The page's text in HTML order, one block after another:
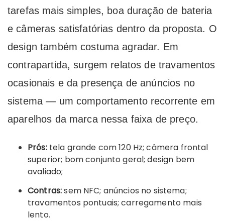
tarefas mais simples, boa duração de bateria
e câmeras satisfatórias dentro da proposta. O
design também costuma agradar. Em
contrapartida, surgem relatos de travamentos
ocasionais e da presença de anúncios no
sistema — um comportamento recorrente em
aparelhos da marca nessa faixa de preço.
Prós:tela grande com 120 Hz; câmera frontal
superior; bom conjunto geral; design bem
avaliado;
Contras:sem NFC; anúncios no sistema;
travamentos pontuais; carregamento mais
lento.